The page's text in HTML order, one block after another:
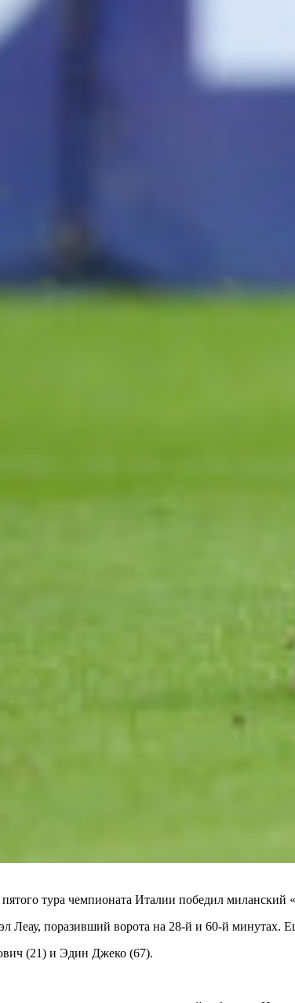
тура чемпионата Италии победил миланский
Леау, поразивший ворота на 28-й и 60-й
(21) и Эдин Джеко (67).